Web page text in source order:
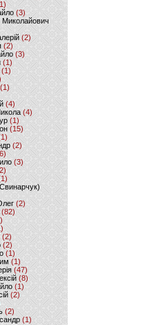
(3)
Миколайович
(2)
(2)
(3)
(1)
(1)
(1)
(4)
(4)
(1)
(15)
(2)
(3)
(2)
(82)
(2)
(2)
(1)
(1)
(47)
(8)
(1)
(2)
(2)
(1)